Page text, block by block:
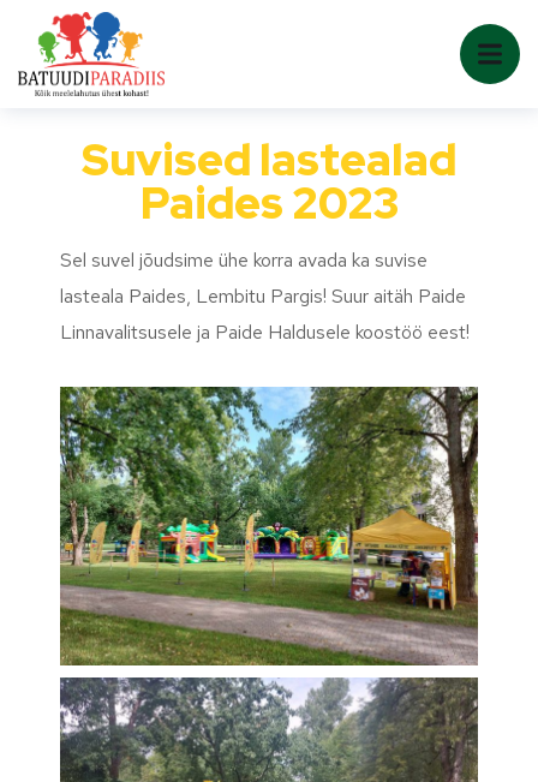
Suvised lastealad
Paides 2023
Sel suvel jõudsime ühe korra avada ka suvise
lasteala Paides, Lembitu Pargis! Suur aitäh Paide
Linnavalitsusele ja Paide Haldusele koostöö eest!